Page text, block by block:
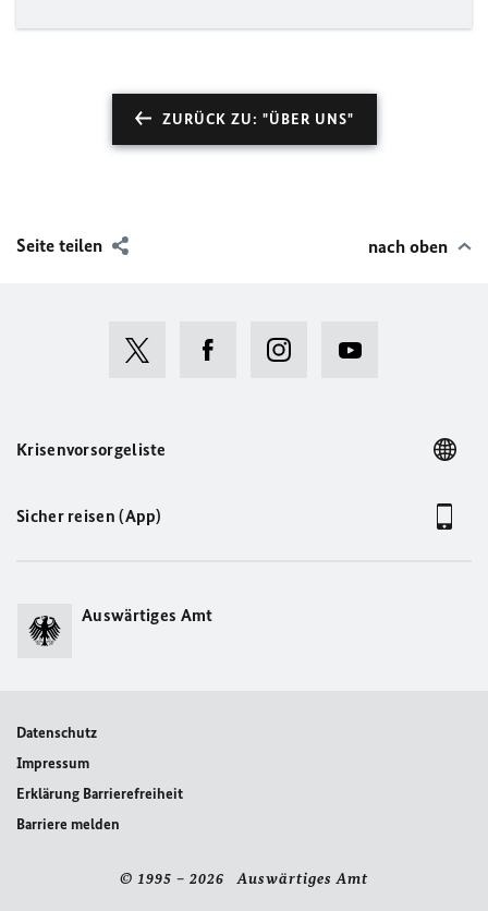
ZURÜCK ZU: "ÜBER UNS"
Seite teilen nach oben
Krisenvorsorgeliste
Sicher reisen (App)
Auswärtiges Amt
Datenschutz
Impressum
Erklärung Barrierefreiheit
Barriere melden
© 1995 – 2026 Auswärtiges Amt